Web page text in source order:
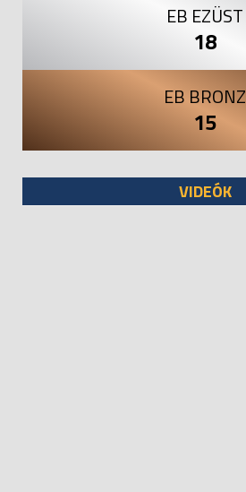
EB EZÜST
18
EB BRONZ
15
VIDEÓK